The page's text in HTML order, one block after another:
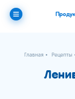
Главная Рецепты